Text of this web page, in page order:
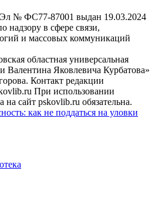
№ ФС77-87001 выдан 19.03.2024
надзору в сфере связи,
и массовых коммуникаций
областная универсальная
Валентина Яковлевича Курбатова»
Контакт редакции
При использовании
на сайт pskovlib.ru обязательна.
как не поддаться на уловки